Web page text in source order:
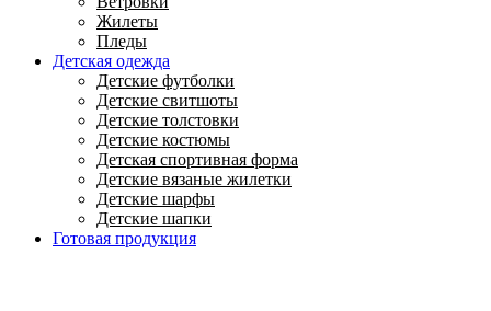
Жилеты
Пледы
Детская одежда
Детские футболки
Детские свитшоты
Детские толстовки
Детские костюмы
Детская спортивная форма
Детские вязаные жилетки
Детские шарфы
Детские шапки
Готовая продукция